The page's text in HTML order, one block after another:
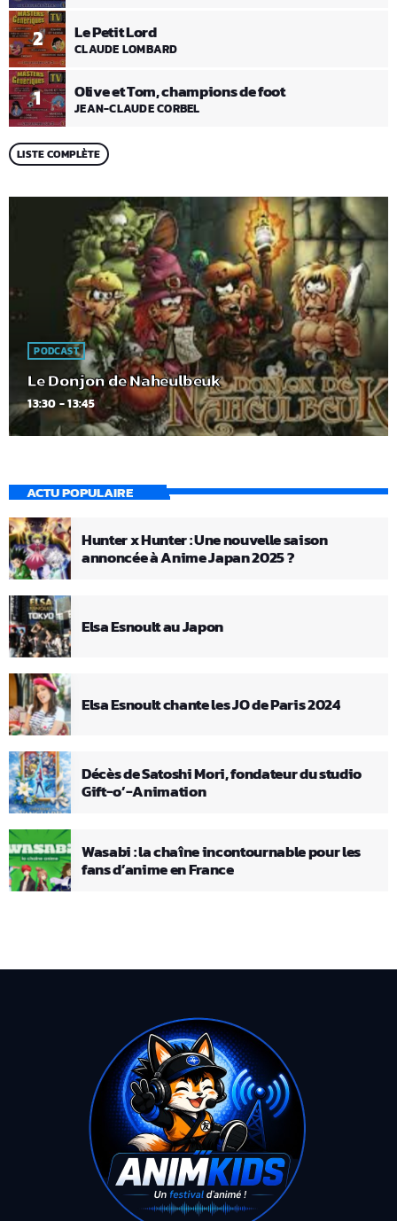
1 Olive et Tom, champions de foot
JEAN-CLAUDE CORBEL
2 Le Petit Lord
CLAUDE LOMBARD
LISTE COMPLÈTE
PODCAST
Le Donjon de Naheulbeuk
13:30 - 13:45
ACTU POPULAIRE
Hunter x Hunter : Une nouvelle saison
annoncée à Anime Japan 2025 ?
Elsa Esnoult au Japon
Elsa Esnoult chante les JO de Paris 2024
Décès de Satoshi Mori, fondateur du studio
Gift-o’-Animation
Wasabi : la chaîne incontournable pour les
fans d’anime en France